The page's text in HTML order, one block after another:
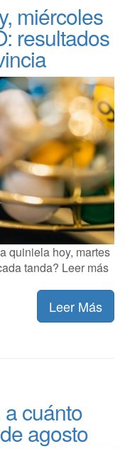
miércoles
resultados
quiniela hoy, martes
tanda? Leer más
Leer Más
cuánto
agosto